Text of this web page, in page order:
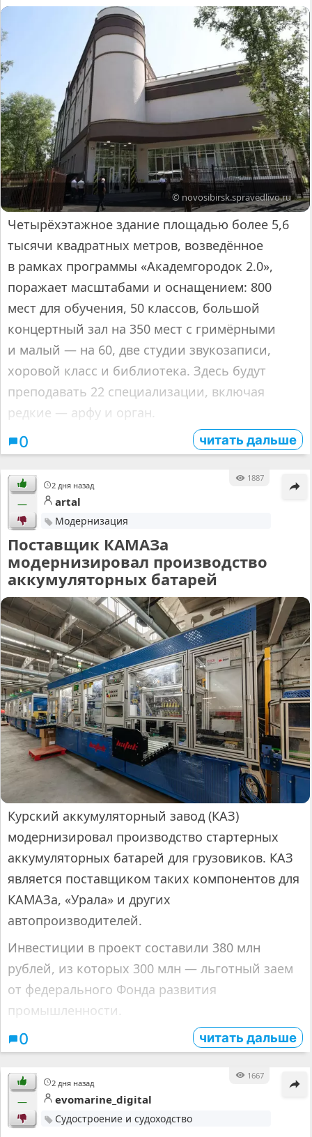
© novosibirsk.spravedlivo.ru
Четырёхэтажное здание площадью более 5,6
тысячи квадратных метров, возведённое
в рамках программы «Академгородок 2.0»,
поражает масштабами и оснащением: 800
мест для обучения, 50 классов, большой
концертный зал на 350 мест с гримёрными
и малый — на 60, две студии звукозаписи,
хоровой класс и библиотека. Здесь будут
преподавать 22 специализации, включая
редкие — арфу и орган.
0 читать дальше
2 дня назад
1887
— artal
Модернизация
Поставщик КАМАЗа
модернизировал производство
аккумуляторных батарей
Курский аккумуляторный завод (КАЗ)
модернизировал производство стартерных
аккумуляторных батарей для грузовиков. КАЗ
является поставщиком таких компонентов для
КАМАЗа, «Урала» и других
автопроизводителей.
Инвестиции в проект составили 380 млн
рублей, из которых 300 млн — льготный заем
от федерального Фонда развития
промышленности.
0 читать дальше
2 дня назад
1667
— evomarine_digital
Судостроение и судоходство